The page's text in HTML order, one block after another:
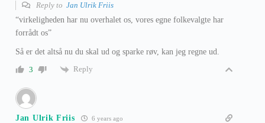
Reply to Jan Ulrik Friis
“virkeligheden har nu overhalet os, vores egne folkevalgte har
forrådt os”
Så er det altså nu du skal ud og sparke røv, kan jeg regne ud.
3
Reply
Jan Ulrik Friis 6 years ago